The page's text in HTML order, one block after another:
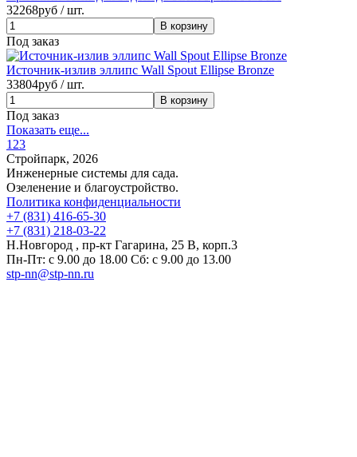
32268руб / шт.
Под заказ
Источник-излив эллипс Wall Spout Ellipse Bronze
33804руб / шт.
Под заказ
Показать еще...
1 23
Стройпарк, 2026
Инженерные системы для сада.
Озеленение и благоустройство.
Политика конфиденциальности
+7 (831) 416-65-30
+7 (831) 218-03-22
Н.Новгород , пр-кт Гагарина, 25 В, корп.3
Пн-Пт: с 9.00 до 18.00 Сб: с 9.00 до 13.00
stp-nn@stp-nn.ru